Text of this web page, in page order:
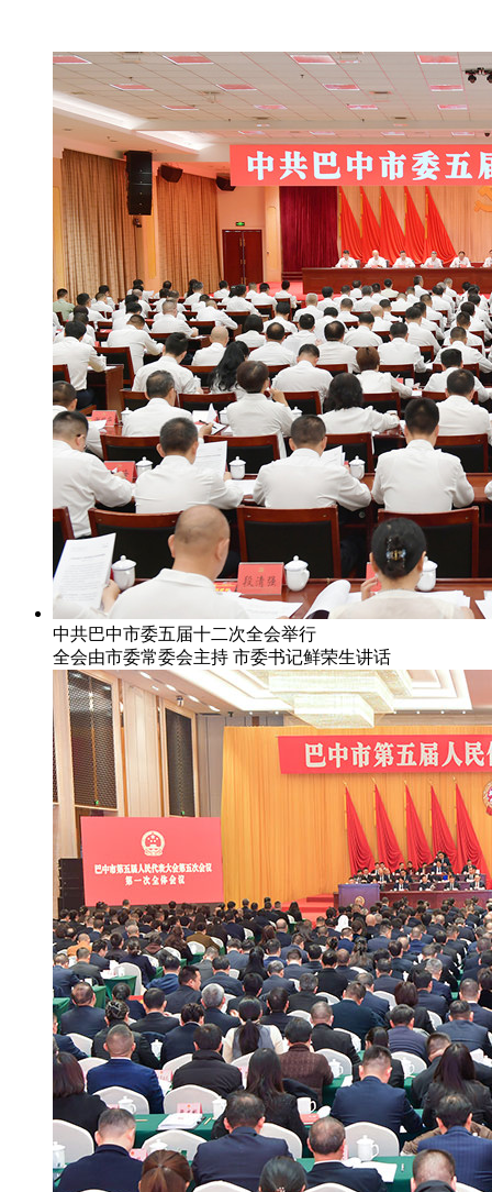
中共巴中市委五届十二次全会举行
全会由市委常委会主持 市委书记鲜荣生讲话